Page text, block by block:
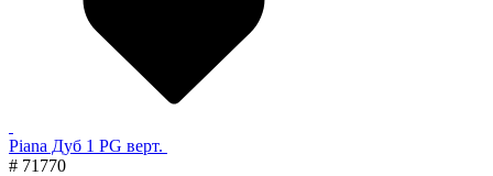
Piana Дуб 1 PG верт.
# 71770